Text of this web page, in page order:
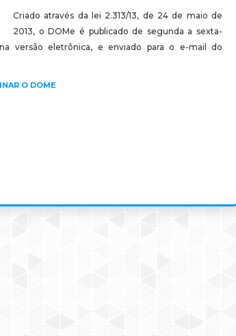
Criado através da lei 2.313/13, de 24 de maio de
2013, o DOMe é publicado de segunda a sexta-
versão eletrônica, e enviado para o e-mail do
O DOME